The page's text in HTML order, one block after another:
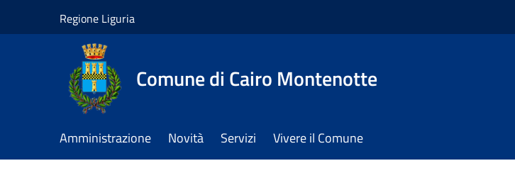
Regione Liguria
Comune di Cairo Montenotte
Amministrazione Novità Servizi Vivere il Comune